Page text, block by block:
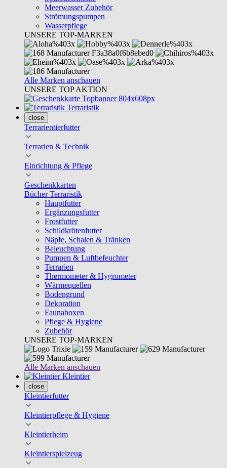
Meerwasser Zubehör
Strömungspumpen
Wasserpflege
UNSERE TOP-MARKEN
Alle Marken anschauen
UNSERE TOP AKTION
Terraristik
close
Terrarientierfutter
Terrarien & Technik
Einrichtung & Pflege
Geschenkkarten
Bücher Terraristik
Hauptfutter
Ergänzungsfutter
Frostfutter
Schildkrötenfutter
Näpfe, Schalen & Tränken
Beleuchtung
Pumpen & Luftbefeuchter
Terrarien
Thermometer & Hygrometer
Wärmequellen
Bodengrund
Dekoration
Faunaboxen
Pflege & Hygiene
Zubehör
UNSERE TOP-MARKEN
Alle Marken anschauen
Kleintier
close
Kleintierfutter
Kleintierpflege & Hygiene
Kleintierheim
Kleintierspielzeug